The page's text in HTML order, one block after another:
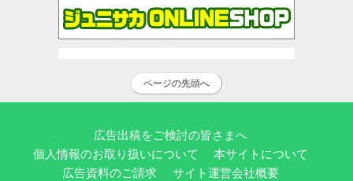
ページの先頭へ
広告出稿をご検討の皆さまへ
個人情報のお取り扱いについて
本サイトについて
広告資料のご請求
サイト運営会社概要